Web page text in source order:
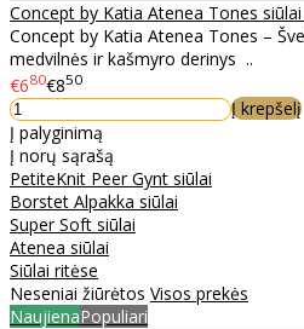
Concept by Katia Atenea Tones
Concept by Katia Atenea Tones –
medvilnės ir kašmyro derinys ..
€680€850
Į krepšelį
Į palyginimą
Į norų sąrašą
PetiteKnit Peer Gynt siūlai
Borstet Alpakka siūlai
Super Soft siūlai
Atenea siūlai
Siūlai ritėse
Neseniai žiūrėtos Visos prekės
NaujienaPopuliari